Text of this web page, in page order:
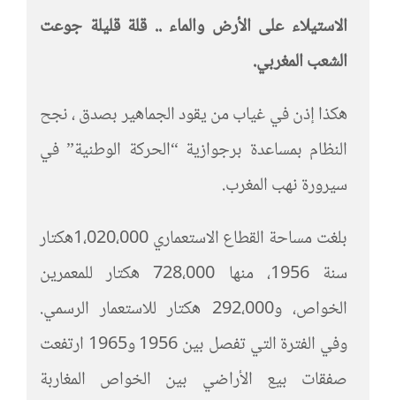
الاستيلاء على الأرض والماء .. قلة قليلة جوعت
الشعب المغربي.
هكذا إذن في غياب من يقود الجماهير بصدق ، نجح
النظام بمساعدة برجوازية “الحركة الوطنية” في
سيرورة نهب المغرب.
بلغت مساحة القطاع الاستعماري 1،020،000هكتار
سنة 1956، منها 728،000 هكتار للمعمرين
الخواص، و292،000 هكتار للاستعمار الرسمي.
وفي الفترة التي تفصل بين 1956 و1965 ارتفعت
صفقات بيع الأراضي بين الخواص المغاربة